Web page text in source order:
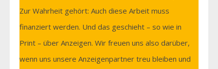
Zur Wahrheit gehört: Auch diese Arbeit muss
finanziert werden. Und das geschieht – so wie in
Print – über Anzeigen. Wir freuen uns also darüber,
wenn uns unsere Anzeigenpartner treu bleiben und